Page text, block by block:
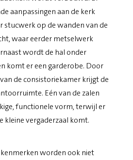
aanpassingen aan de kerk
stucwerk op de wanden van de
waar eerder metselwerk
wordt de hal onder
komt er een garderobe. Door
de consistoriekamer krijgt de
Eén van de zalen
functionele vorm, terwijl er
kleine vergaderzaal komt.
worden ook niet